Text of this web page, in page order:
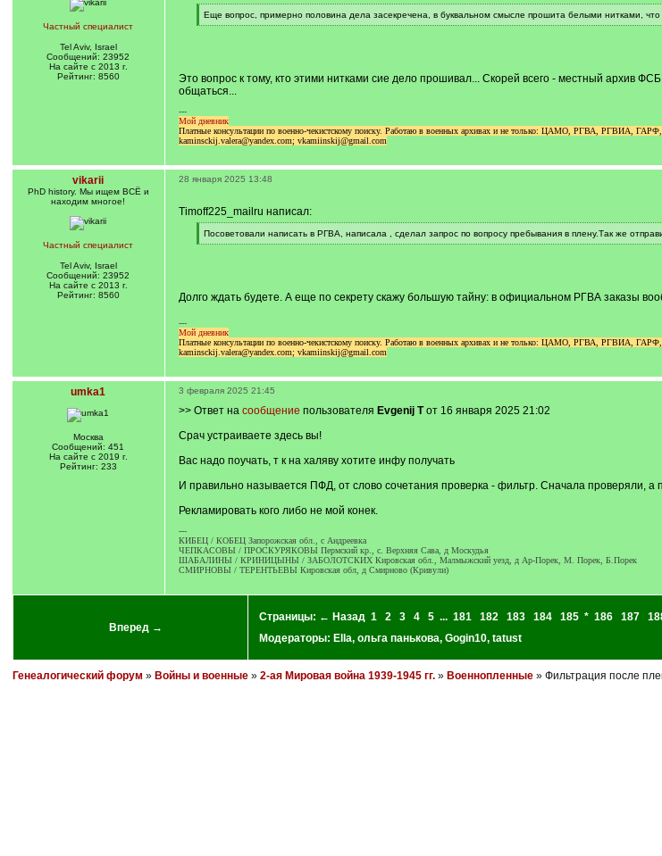
Частный специалист
Tel Aviv, Israel
Сообщений: 23952
На сайте с 2013 г.
Рейтинг: 8560
[
q
Еще вопрос, примерно половина дела засекречена, в буквальном смысле прошита белыми нитками,
[
Это вопрос к тому, кто этими нитками сие дело прошивал... Скорей всего - местный архив
общаться...
---
Мой дневник
Платные консультации по военно-чекистскому поиску. Работаю в военных архивах и не только: ЦАМО, РГВА, РГВИА,
kaminsckij.valera@yandex.com; vkamiinskij@gmail.com
vikarii
PhD history. Мы ищем ВСЁ и
находим многое!
Частный специалист
Tel Aviv, Israel
Сообщений: 23952
На сайте с 2013 г.
Рейтинг: 8560
28 января 2025 13:48
Timoff225_mailru написал:
[
q
Посоветовали написать в РГВА, написала , сделал запрос по вопросу пребывания в плену.Так же
[
Долго ждать будете. А еще по секрету скажу большую тайну: в официальном РГВА заказы
---
Мой дневник
Платные консультации по военно-чекистскому поиску. Работаю в военных архивах и не только: ЦАМО, РГВА, РГВИА,
kaminsckij.valera@yandex.com; vkamiinskij@gmail.com
umka1
Москва
Сообщений: 451
На сайте с 2019 г.
Рейтинг: 233
3 февраля 2025 21:45
>> Ответ на сообщение пользователя Evgenij Tот 16 января 2025 21:02
Срач устраиваете здесь вы!
Вас надо поучать, т к на халяву хотите инфу получать
И правильно называется ПФД, от слово сочетания проверка - фильтр. Сначала проверяли, а
Рекламировать кого либо не мой конек.
---
КИБЕЦ / КОБЕЦ Запорожская обл., с Андреевка
ЧЕПКАСОВЫ / ПРОСКУРЯКОВЫ Пермский кр., с. Верхняя Сава, д Москудья
ШАБАЛИНЫ / КРИНИЦЫНЫ / ЗАБОЛОТСКИХ Кировская обл., Малмыжский уезд, д Ар-Порек, М. Порек, Б.Порек
СМИРНОВЫ / ТЕРЕНТЬЕВЫ Кировская обл, д Смирново (Кривули)
Вперед →
Страницы: ← Назад 1 2 3 4 5 ... 181 182 183 184 185 * 186 187
Модераторы: Ella, ольга панькова, Gogin10, tatust
Генеалогический форум » Войны и военные» 2-ая Мировая война 1939-1945 гг.» Военнопленные» Фильтрация после